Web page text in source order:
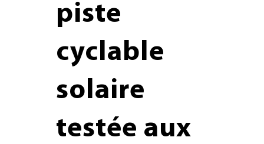
piste
cyclable
solaire
testée aux